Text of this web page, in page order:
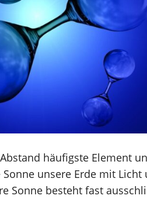
häufigste Element
unsere Erde mit Licht
Sonne besteht fast